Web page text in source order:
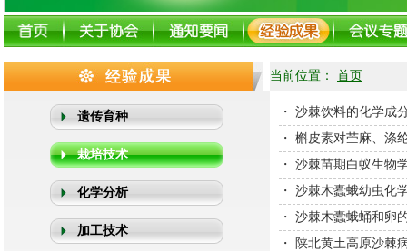
当前位置： 首页
遗传育种
栽培技术
化学分析
加工技术
・ 沙棘饮料的化学成
・ 槲皮素对苎麻、涤
・ 沙棘苗期白蚁生物
・ 沙棘木蠹蛾幼虫化
・ 沙棘木蠹蛾蛹和卵
・
陕北黄土高原沙棘